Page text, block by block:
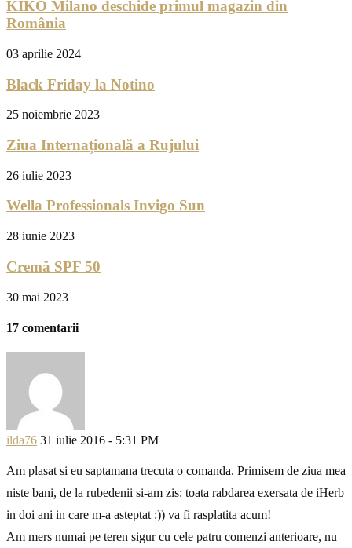
KIKO Milano deschide primul magazin din
România
03 aprilie 2024
Black Friday la Notino
25 noiembrie 2023
Ziua Internațională a Rujului
26 iulie 2023
Wella Professionals Invigo Sun
28 iunie 2023
Cremă SPF 50
30 mai 2023
17 comentarii
ilda76 31 iulie 2016 - 5:31 PM
Am plasat si eu saptamana trecuta o comanda. Primisem de ziua mea
niste bani, de la rubedenii si-am zis: toata rabdarea exersata de iHerb
in doi ani in care m-a asteptat :)) va fi rasplatita acum!
Am mers numai pe teren sigur cu cele patru comenzi anterioare, nu